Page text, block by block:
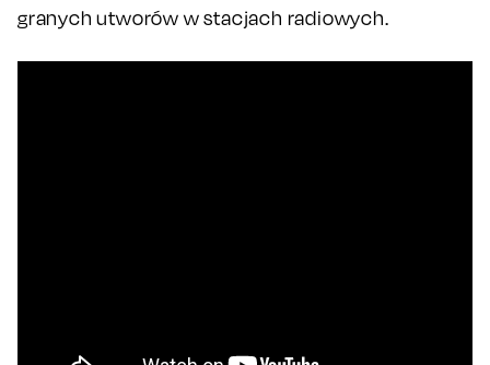
granych utworów w stacjach radiowych.